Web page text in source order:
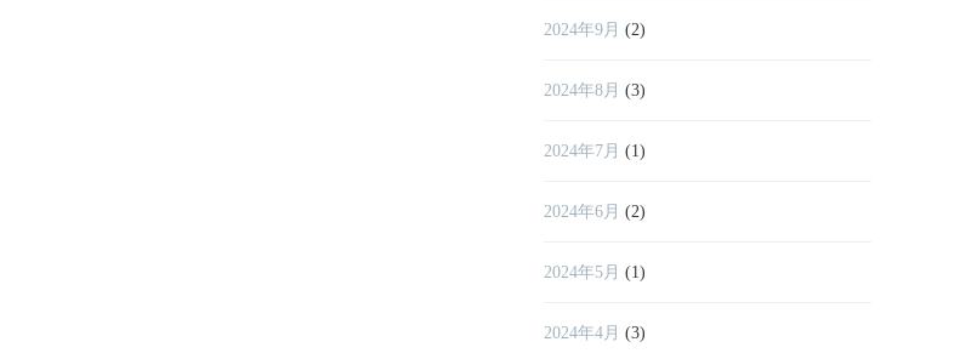
2024年9月 (2)
2024年8月 (3)
2024年7月 (1)
2024年6月 (2)
2024年5月 (1)
2024年4月 (3)